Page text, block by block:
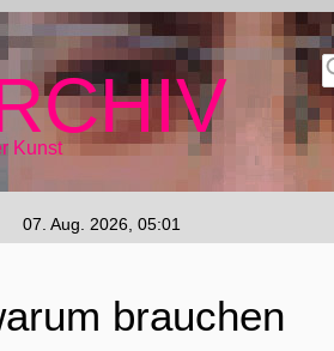
Kunst
07. Aug. 2026, 05:01
brauchen